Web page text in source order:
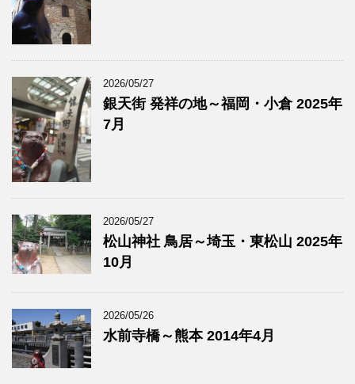
2026/05/27
銀天街 発祥の地～福岡・小倉 2025年
7月
2026/05/27
松山神社 鳥居～埼玉・東松山 2025年
10月
2026/05/26
水前寺橋～熊本 2014年4月